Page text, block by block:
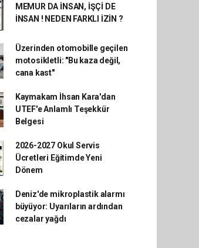
MEMUR DA İNSAN, İŞÇİ DE
İNSAN ! NEDEN FARKLI İZİN ?
Üzerinden otomobille geçilen
motosikletli: "Bu kaza değil,
cana kast"
Kaymakam İhsan Kara'dan
UTEF'e Anlamlı Teşekkür
Belgesi
2026-2027 Okul Servis
Ücretleri Eğitimde Yeni
Dönem
Deniz'de mikroplastik alarmı
büyüyor: Uyarıların ardından
cezalar yağdı